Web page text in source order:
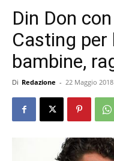
Din Don
Casting per
bambine,
Di Redazione - 22 Maggio 2018